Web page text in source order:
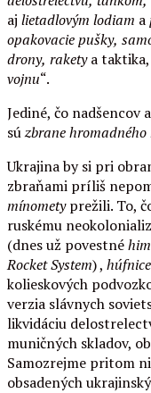
aj lietadlovým lodiam a
opakovaciepušky,
drony, raketya taktika,
vojnu“.
Jediné, čo
súzbranehromadného
Ukrajina by si pri
zbraňami príliš
mínometyprežili. To,
ruskému
(dnes už povestné
Rocket System) , húfnice
kolieskových
verzia slávnych
likvidáciu
muničných skladov,
Samozrejme pritom
obsadených